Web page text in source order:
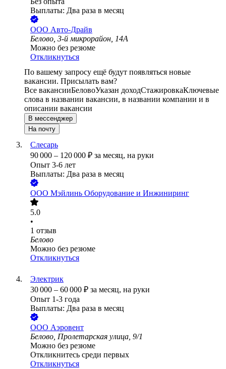
Выплаты: Два раза в месяц
ООО Авто-Драйв
Белово, 3-й микрорайон, 14А
Можно без резюме
Откликнуться
По вашему запросу ещё будут появляться новые
вакансии. Присылать вам?
Все вакансииБеловоУказан доходСтажировкаКлючевые
слова в названии вакансии, в названии компании и в
описании вакансии
В мессенджер
На почту
Слесарь
90 000 – 120 000 ₽ за месяц, на руки
Опыт 3-6 лет
Выплаты: Два раза в месяц
ООО Мэйлинь Оборудование и Инжиниринг
5.0
•
1 отзыв
Белово
Можно без резюме
Откликнуться
Электрик
30 000 – 60 000 ₽ за месяц, на руки
Опыт 1-3 года
Выплаты: Два раза в месяц
ООО Аэровент
Белово, Пролетарская улица, 9/1
Можно без резюме
Откликнитесь среди первых
Откликнуться